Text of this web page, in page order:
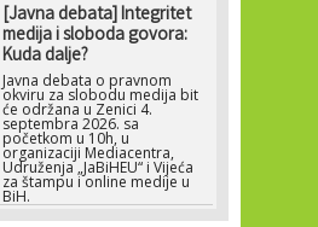
[Javna debata] Integritet
medija i sloboda govora:
Kuda dalje?
Javna debata o pravnom
okviru za slobodu medija bit
će održana u Zenici 4.
septembra 2026. sa
početkom u 10h, u
organizaciji Mediacentra,
Udruženja „JaBiHEU“ i Vijeća
za štampu i online medije u
BiH.